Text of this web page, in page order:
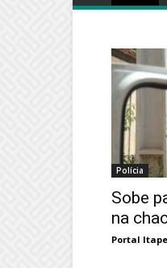
Polícia
Sobe
na
Portal